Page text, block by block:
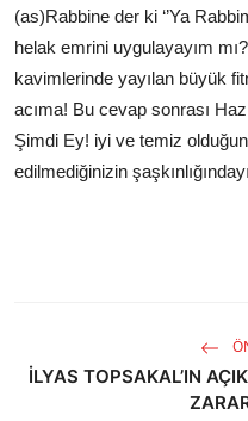
(as)Rabbine der ki ‘’Ya
helak emrini uygulayayım
kavimlerinde yayılan büyük
acıma! Bu cevap sonrası
Şimdi Ey! iyi ve temiz
edilmediğinizin
İLYAS TOPSAKAL’IN